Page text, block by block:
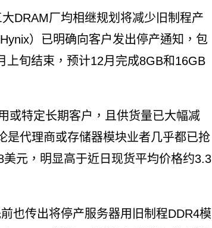
DRAM厂均相继规划将减少旧制程产
）已明确向客户发出停产通知，包
上旬结束，预计12月完成8GB和16GB
或特定长期客户，且供货量已大幅减
是代理商或存储器模块业者几乎都已抢
元，明显高于近日现货平均价格约3.3
也传出将停产服务器用旧制程DDR4模